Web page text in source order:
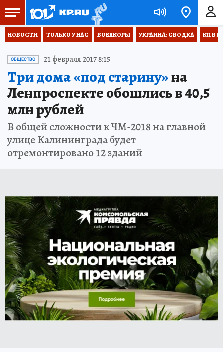
НОВОСТИ ТОЛЬКО У НАС ВОЕНКОРЫ УКРАИНА: СВОДКА КП В
ОБЩЕСТВО 21 февраля 2017 8:15
Три дома «под старину»на
Ленпроспекте обошлись в 40,5
млн рублей
В общей сложности к ЧМ-2018 на главной
улице Калининграда будет
отремонтировано 12 зданий